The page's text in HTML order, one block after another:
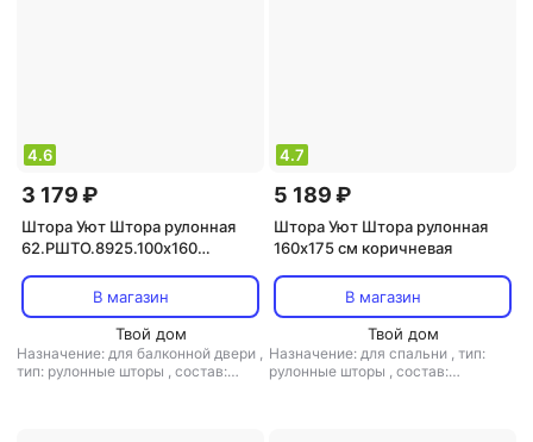
4.6
3 179 ₽
Штора Уют Штора рулонная
62.РШТО.8925.100х160
В магазин
Твой дом
Назначение: для балконной двери ,
тип: рулонные шторы , состав:
4.7
5 189 ₽
Штора Уют Штора рулонная
160х175 см коричневая
В магазин
Твой дом
Назначение: для спальни , тип:
рулонные шторы , состав: